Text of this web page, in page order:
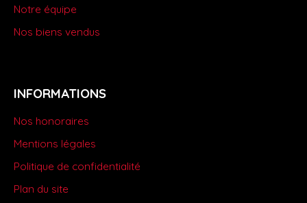
Notre équipe
Nos biens vendus
INFORMATIONS
Nos honoraires
Mentions légales
Politique de confidentialité
Plan du site